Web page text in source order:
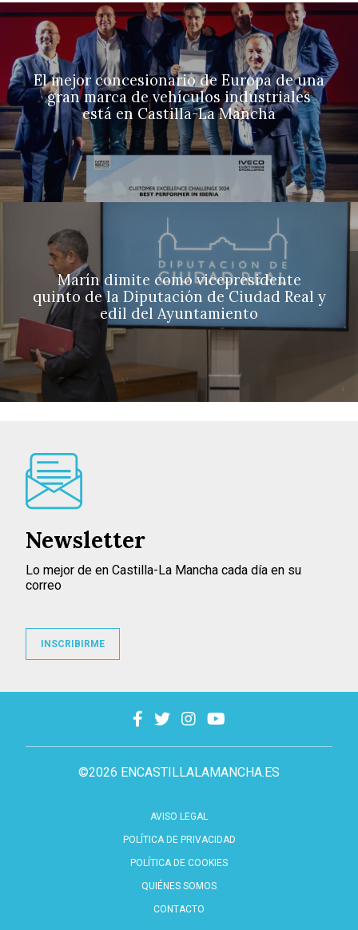
El mejor concesionario de Europa de una
gran marca de vehículos industriales
está en Castilla-La Mancha
Marín dimite como vicepresidente
quinto de la Diputación de Ciudad Real y
edil del Ayuntamiento
©2026 ENCASTILLALAMANCHA.ES
AVISO LEGAL
POLÍTICA DE PRIVACIDAD
POLÍTICA DE COOKIES
QUIÉNES SOMOS
CONTACTO
Newsletter
Lo mejor de en Castilla-La Mancha cada día en su
correo
INSCRIBIRME